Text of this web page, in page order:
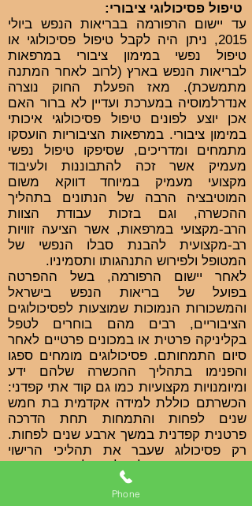
טיפול פסיכולוגי ציבורי:
עד יישום הרפורמה בבריאות הנפש ביולי
2015, ניתן היה לקבל טיפול פסיכולוגי או
טיפול נפשי במימון ציבורי במרפאות
לבריאות הנפש בארץ (לרוב לאחר המתנה
מתמשכת). מאז הפעלת החוק נוצרה
אנדרלמוסיה במערכת ועדיין לא ברור האם
אכן יוצע לפונים טיפול פסיכולוגי איכותי
במימון ציבורי. במרפאות הציבוריות הועסקו
מתמחים ומדריכים, שסיפקו טיפול נפשי
מעמיק אשר זכה להתבוננות ולעיבוד
מקצועי מעמיק במיוחד דווקא משום
המוטיבציה הרבה של הנתונים בתהליך
ההכשרה, וגם בזכות עבודת הצוות
הרב-מקצועי במרפאות, אשר הציעה זוויות
רב-מקצועית להבנת סבלו הנפשי של
המטופל ולפירוש התנהגותו ותסמיניו.
לאחר יישום הרפורמה, בשל ההפרטה
בפועל של בריאות הנפש בישראל
והמשכורות הנמוכות שמוצעות לפסיכולוגים
הציבוריים, רבים מהם בוחרים לטפל
בקליניקה פרטית או במכונים פרטיים לאחר
סיום התמחותם. פסיכולוגים מומחים ספגו
והפנימו בתהליך ההכשרה שלהם ידע
ומיומנויות מקצועיות כמו גם קוד אתי קפדני:
הכשרתם כוללת למידה אקדמית בת חמש
שנים לפחות והתמחות תחת הדרכה
פרטנית קפדנית במשך ארבע שנים לפחות.
רק פסיכולוג שעבר את תהליכי הרישוי
וההסמכה רשאי לטפל בקליניקה פרטית
(כלומר, ללא פיקוח והדרכה).
לרוב גם פסיכולוגים שעובדים בקליניקה
Phone